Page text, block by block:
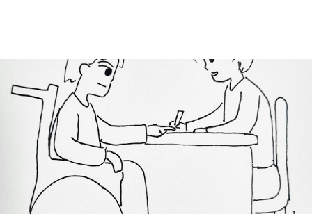
모든 절차를 대신 처리해주지는 않습니다. 행정복지센터에서는 - 금융재
산, 부동산, 세금, 연금 등 '조회' 신청할 수 있습니다. 나머지는 직접 해야
합니다. - 상속포기 또는 한정승인 법원 - 상속세, 취득세 신고 세무서, 시
군구청 - 예금 인출, 보험금 청구 은행, 보험사 사망신고 당일에 끝낼 수
있는 건 '신청까지', 처리는 2주 후 부터입니다. [조회되는 것 vs 안되는
것] 구분 조회 가능 조회 불가 금융 은행, 보험, 증권 사금융, 개인 간 거래
세금 국세, 지방세 - 자산 부동산, 자동차 해외 자산, 현금 기타 연금 사업
상 채무, 구독 [함께보면 좋은 링크] - 부모님 사망 후 ...